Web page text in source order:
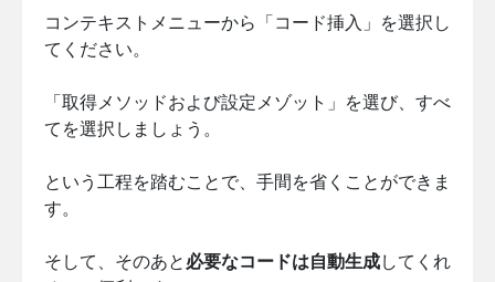
コンテキストメニューから「コード挿入」を選択し
てください。
「取得メソッドおよび設定メゾット」を選び、すべ
てを選択しましょう。
という工程を踏むことで、手間を省くことができま
す。
そして、そのあと 必要なコードは自動生成してくれ